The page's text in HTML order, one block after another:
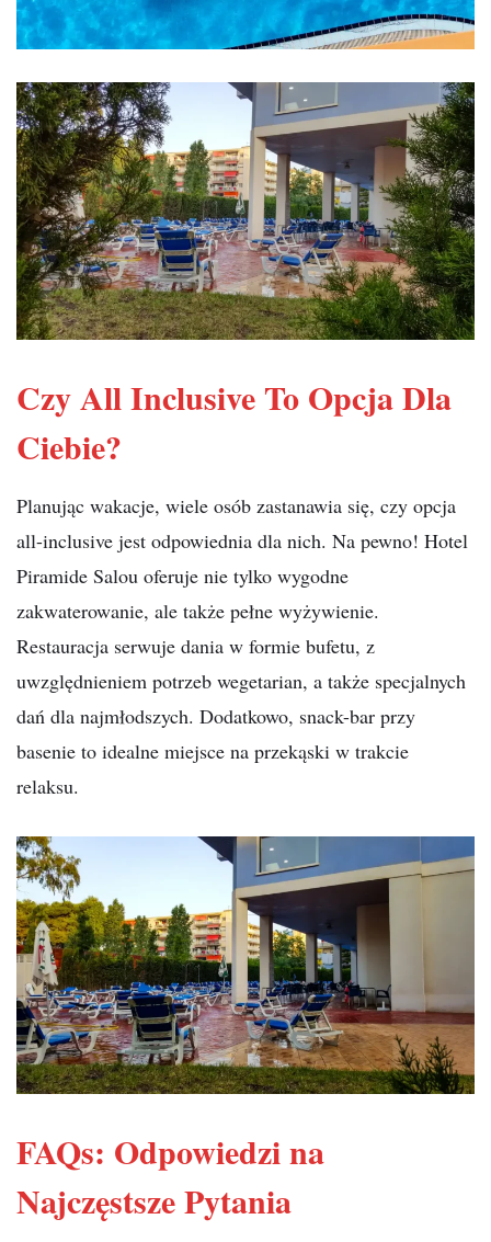
Czy All Inclusive To Opcja Dla
Ciebie?
Planując wakacje, wiele osób zastanawia się, czy opcja
all-inclusive jest odpowiednia dla nich. Na pewno! Hotel
Piramide Salou oferuje nie tylko wygodne
zakwaterowanie, ale także pełne wyżywienie.
Restauracja serwuje dania w formie bufetu, z
uwzględnieniem potrzeb wegetarian, a także specjalnych
dań dla najmłodszych. Dodatkowo, snack-bar przy
basenie to idealne miejsce na przekąski w trakcie
relaksu.
FAQs: Odpowiedzi na
Najczęstsze Pytania